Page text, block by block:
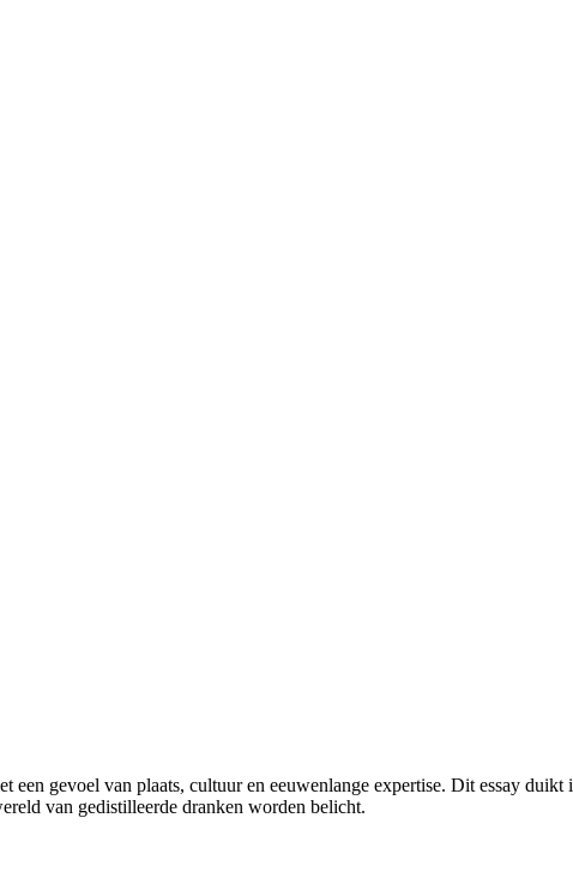
een gevoel van plaats, cultuur en eeuwenlange expertise. Dit essay
van gedistilleerde dranken worden belicht.